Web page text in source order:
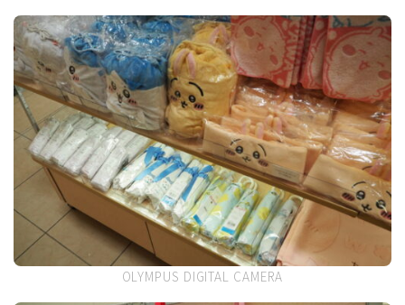
OLYMPUS DIGITAL CAMERA